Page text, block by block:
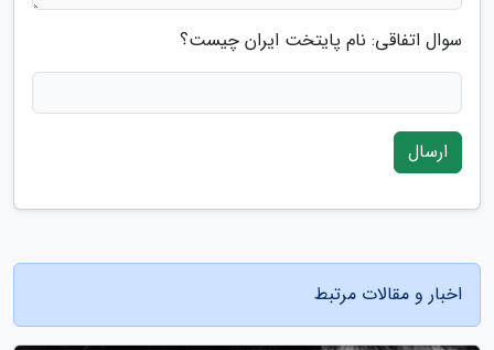
سوال اتفاقی: نام پایتخت ایران چیست؟
ارسال
اخبار و مقالات مرتبط